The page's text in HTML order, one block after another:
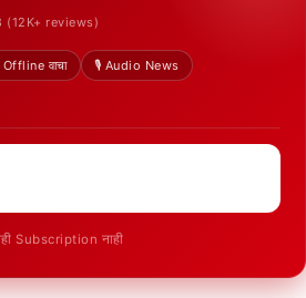
(12K+ reviews)
वाचा
🎙️ Audio News
Subscription नाही